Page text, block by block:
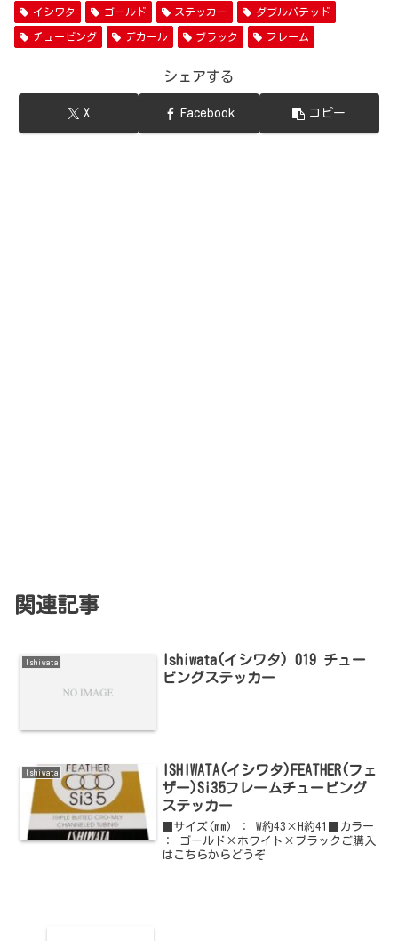
イシワタ ゴールド ステッカー ダブルバテッド
チュービング デカール ブラック フレーム
シェアする
X Facebook コピー
関連記事
Ishiwata
Ishiwata(イシワタ) 019 チュー
ビングステッカー
Ishiwata
ISHIWATA(イシワタ)FEATHER(フェ
ザー)Si35フレームチュービング
ステッカー
■サイズ(mm) ： W約43×H約41■カラー
： ゴールド×ホワイト×ブラックご購入
はこちらからどうぞ